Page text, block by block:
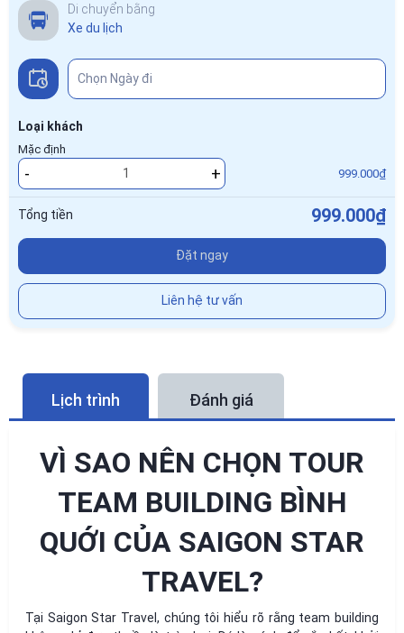
Di chuyển bằng
Xe du lịch
Loại khách
Mặc định
- + 999.000₫
Tổng tiền 999.000₫
Đặt ngay
Liên hệ tư vấn
Lịch trình Đánh giá
VÌ SAO NÊN CHỌN TOUR
TEAM BUILDING BÌNH
QUỚI CỦA SAIGON STAR
TRAVEL?
Tại Saigon Star Travel, chúng tôi hiểu rõ rằng team building